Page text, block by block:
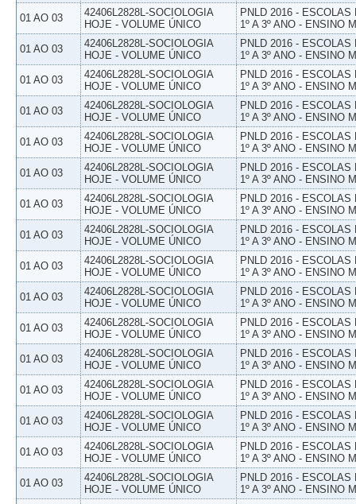
01 AO 03
42406L2828L-SOCIOLOGIA
HOJE - VOLUME ÚNICO
PNLD 2016 -
1º A 3º ANO - ENSINO
01 AO 03
42406L2828L-SOCIOLOGIA
HOJE - VOLUME ÚNICO
PNLD 2016 -
1º A 3º ANO - ENSINO
01 AO 03
42406L2828L-SOCIOLOGIA
HOJE - VOLUME ÚNICO
PNLD 2016 -
1º A 3º ANO - ENSINO
01 AO 03
42406L2828L-SOCIOLOGIA
HOJE - VOLUME ÚNICO
PNLD 2016 -
1º A 3º ANO - ENSINO
01 AO 03
42406L2828L-SOCIOLOGIA
HOJE - VOLUME ÚNICO
PNLD 2016 -
1º A 3º ANO - ENSINO
01 AO 03
42406L2828L-SOCIOLOGIA
HOJE - VOLUME ÚNICO
PNLD 2016 -
1º A 3º ANO - ENSINO
01 AO 03
42406L2828L-SOCIOLOGIA
HOJE - VOLUME ÚNICO
PNLD 2016 -
1º A 3º ANO - ENSINO
01 AO 03
42406L2828L-SOCIOLOGIA
HOJE - VOLUME ÚNICO
PNLD 2016 -
1º A 3º ANO - ENSINO
01 AO 03
42406L2828L-SOCIOLOGIA
HOJE - VOLUME ÚNICO
PNLD 2016 -
1º A 3º ANO - ENSINO
01 AO 03
42406L2828L-SOCIOLOGIA
HOJE - VOLUME ÚNICO
PNLD 2016 -
1º A 3º ANO - ENSINO
01 AO 03
42406L2828L-SOCIOLOGIA
HOJE - VOLUME ÚNICO
PNLD 2016 -
1º A 3º ANO - ENSINO
01 AO 03
42406L2828L-SOCIOLOGIA
HOJE - VOLUME ÚNICO
PNLD 2016 -
1º A 3º ANO - ENSINO
01 AO 03
42406L2828L-SOCIOLOGIA
HOJE - VOLUME ÚNICO
PNLD 2016 -
1º A 3º ANO - ENSINO
01 AO 03
42406L2828L-SOCIOLOGIA
HOJE - VOLUME ÚNICO
PNLD 2016 -
1º A 3º ANO - ENSINO
01 AO 03
42406L2828L-SOCIOLOGIA
HOJE - VOLUME ÚNICO
PNLD 2016 -
1º A 3º ANO - ENSINO
01 AO 03
42406L2828L-SOCIOLOGIA
HOJE - VOLUME ÚNICO
PNLD 2016 -
1º A 3º ANO - ENSINO